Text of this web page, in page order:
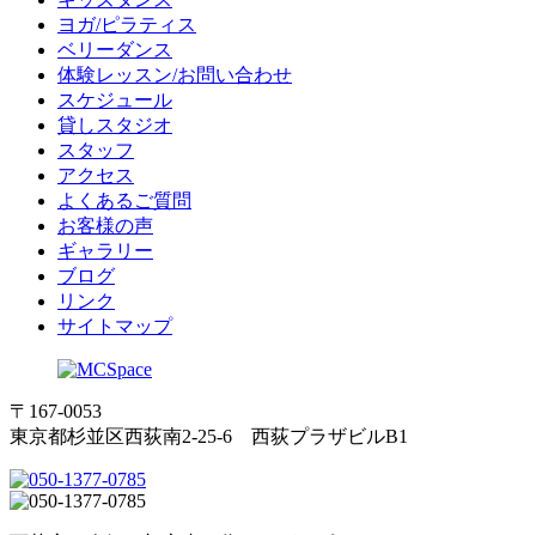
ヨガ/ピラティス
ベリーダンス
体験レッスン/お問い合わせ
スケジュール
貸しスタジオ
スタッフ
アクセス
よくあるご質問
お客様の声
ギャラリー
ブログ
リンク
サイトマップ
〒167-0053
東京都杉並区西荻南2-25-6 西荻プラザビルB1